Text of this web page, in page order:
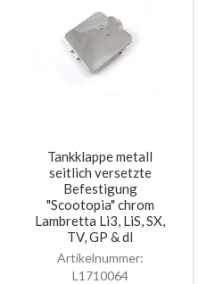
Tankklappe metall
seitlich versetzte
Befestigung
"Scootopia" chrom
Lambretta Li3, LiS, SX,
TV, GP & dl
Artikelnummer:
L1710064